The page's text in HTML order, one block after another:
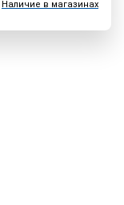
Наличие в магазинах